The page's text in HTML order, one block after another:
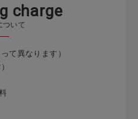
g charge
ついて
て異なります）